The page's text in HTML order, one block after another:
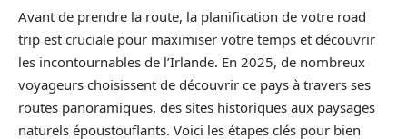
Avant de prendre la route, la planification de votre road
trip est cruciale pour maximiser votre temps et découvrir
les incontournables de l’Irlande. En 2025, de nombreux
voyageurs choisissent de découvrir ce pays à travers ses
routes panoramiques, des sites historiques aux paysages
naturels époustouflants. Voici les étapes clés pour bien